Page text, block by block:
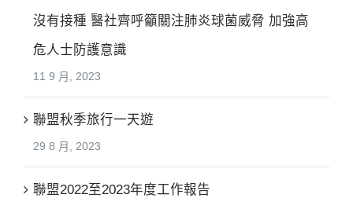
沒有接種 醫社齊呼籲關注肺炎球菌威脅 加強高
危人士防護意識
11 9 月, 2023
聯盟秋季旅行一天遊
29 8 月, 2023
聯盟2022至2023年度工作報告